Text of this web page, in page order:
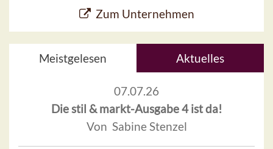
Zum Unternehmen
Meistgelesen Aktuelles
07.07.26
Die stil & markt-Ausgabe 4 ist da!
Von Sabine Stenzel